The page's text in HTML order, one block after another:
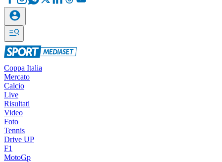
Coppa Italia
Mercato
Calcio
Live
Risultati
Video
Foto
Tennis
Drive UP
F1
MotoGp